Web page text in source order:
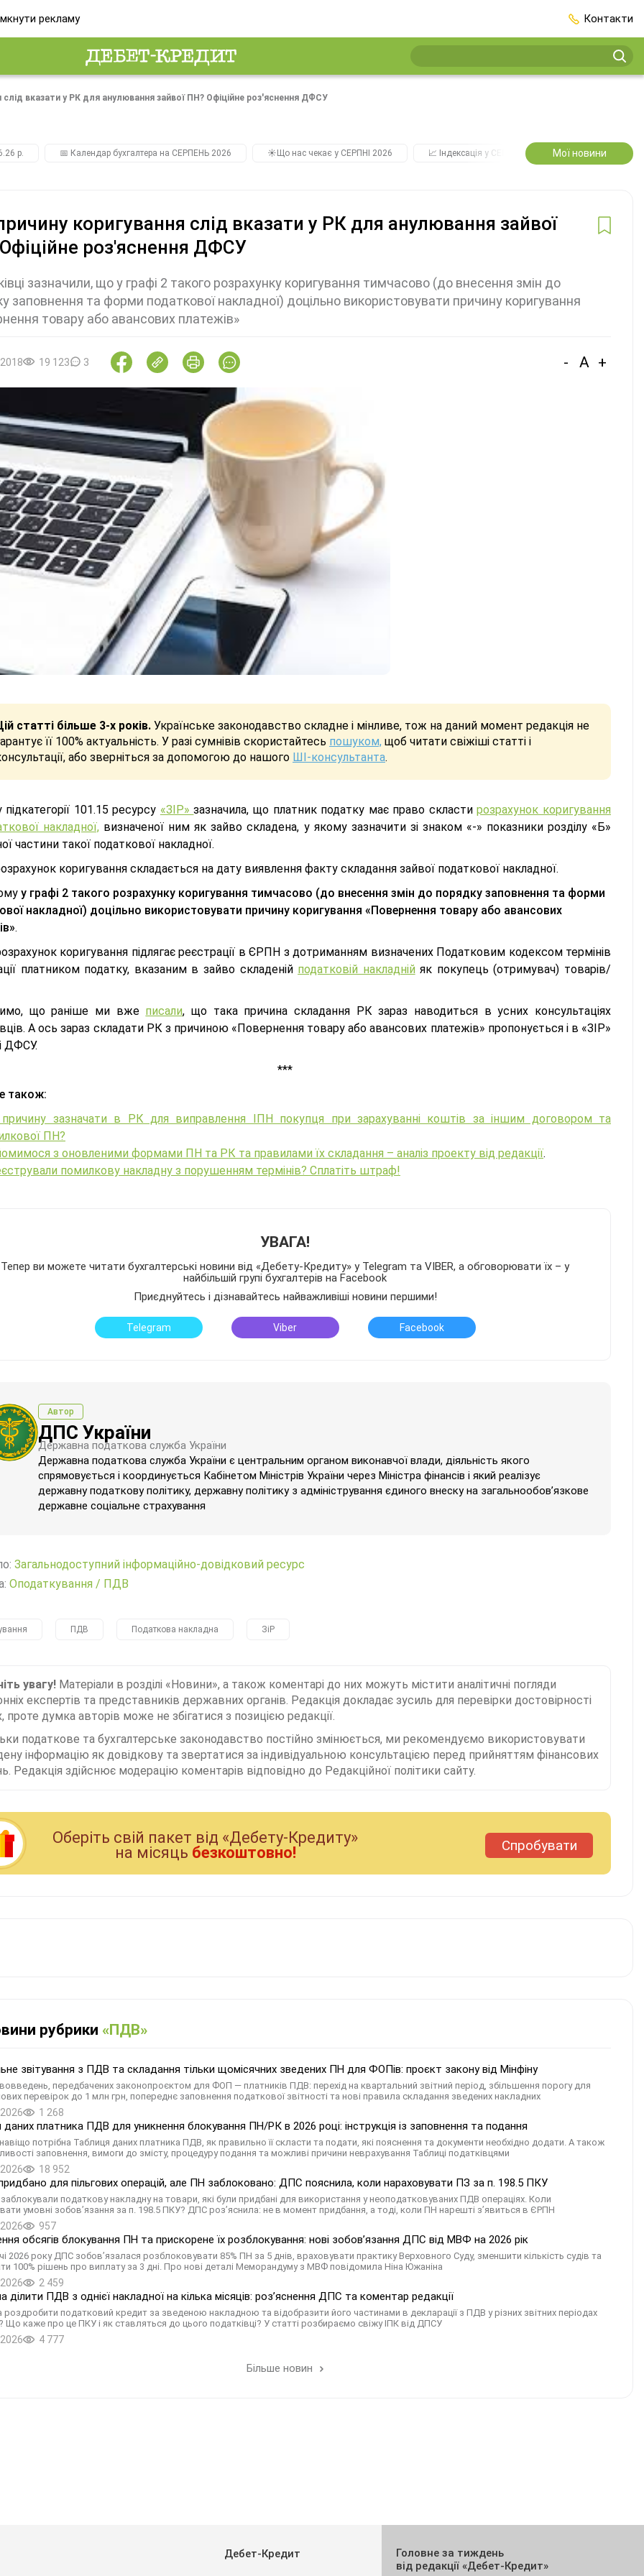
рекламу Контакти
слід вказати у РК для анулювання зайвої ПН? Офіційне роз'яснення ДФСУ
р. 📅 Календар бухгалтера на СЕРПЕНЬ 2026 ☀️Що нас чекає у СЕРПНІ 2026 📈 Індексація у СЕРПНІ 2️⃣0️⃣2️⃣7️⃣ Усі
Мої новини
коригування слід вказати у РК для анулювання зайвої
роз'яснення ДФСУ
зазначили, що у графі 2 такого розрахунку коригування тимчасово (до внесення змін до
заповнення та форми податкової накладної) доцільно використовувати причину коригування
товару або авансових платежів»
19 123 3 - A +
статті більше 3-х років. Українське законодавство складне і мінливе, тож на даний момент редакція не
її 100% актуальність. У разі сумнівів скористайтесь пошуком, щоб читати свіжіші статті і
або зверніться за допомогою до нашого ШІ-консультанта.
101.15 ресурсу «ЗІР»зазначила, що платник податку має право скластирозрахунок коригування
накладної, визначеної ним як зайво складена, у якому зазначити зі знаком «-» показники розділу «Б»
частини такої податкової накладної.
коригування складається на дату виявлення факту складання зайвої податкової накладної.
у графі 2 такого розрахунку коригування тимчасово (до внесення змін до порядку заповнення та форми
накладної) доцільно використовувати причину коригування «Повернення товару або авансових
.
коригування підлягає реєстрації в ЄРПН з дотриманням визначених Податковим кодексом термінів
платником податку, вказаним в зайво складеній податковій накладнійяк покупець (отримувач) товарів/
що раніше ми вже писали, що така причина складання РК зараз наводиться в усних консультаціях
А ось зараз складати РК з причиною «Повернення товару або авансових платежів» пропонується і в «ЗІР»
ДФСУ.
***
також:
зазначати в РК для виправлення ІПН покупця при зарахуванні коштів за іншим договором та
ПН?
з оновленими формами ПН та РК та правилами їх складання – аналіз проекту від редакції.
помилкову накладну з порушенням термінів? Сплатіть штраф!
УВАГА!
Тепер ви можете читати бухгалтерські новини від «Дебету-Кредиту» у Telegram та VIBER, а обговорювати їх – у
найбільшій групі бухгалтерів на Facebook
Приєднуйтесь і дізнавайтесь найважливіші новини першими!
Telegram Viber Facebook
Автор
ДПС України
Державна податкова служба України
Державна податкова служба України є центральним органом виконавчої влади, діяльність якого
спрямовується і координується Кабінетом Міністрів України через Міністра фінансів і який реалізує
державну податкову політику, державну політику з адміністрування єдиного внеску на загальнообов’язкове
державне соціальне страхування
Загальнодоступний інформаційно-довідковий ресурс
Оподаткування / ПДВ
ПДВ Податкова накладна ЗіР
увагу! Матеріали в розділі «Новини», а також коментарі до них можуть містити аналітичні погляди
експертів та представників державних органів. Редакція докладає зусиль для перевірки достовірності
проте думка авторів може не збігатися з позицією редакції.
податкове та бухгалтерське законодавство постійно змінюється, ми рекомендуємо використовувати
інформацію як довідкову та звертатися за індивідуальною консультацією перед прийняттям фінансових
Редакція здійснює модерацію коментарів відповідно до Редакційної політики сайту.
Оберiть свiй пакет вiд «Дебету-Кредиту»
на мiсяць безкоштовно! Спробувати
рубрики «ПДВ»
звітування з ПДВ та складання тільки щомісячних зведених ПН для ФОПів: проєкт закону від Мінфіну
передбачених законопроєктом для ФОП — платників ПДВ: перехід на квартальний звітний період, збільшення порогу для
перевірок до 1 млн грн, попереднє заповнення податкової звітності та нові правила складання зведених накладних
1 268
даних платника ПДВ для уникнення блокування ПН/РК в 2026 році: інструкція із заповнення та подання
потрібна Таблиця даних платника ПДВ, як правильно її скласти та подати, які пояснення та документи необхідно додати. А також
заповнення, вимоги до змісту, процедуру подання та можливі причини неврахування Таблиці податківцями
18 952
для пільгових операцій, але ПН заблоковано: ДПС пояснила, коли нараховувати ПЗ за п. 198.5 ПКУ
заблокували податкову накладну на товари, які були придбані для використання у неоподатковуваних ПДВ операціях. Коли
умовні зобов’язання за п. 198.5 ПКУ? ДПС роз’яснила: не в момент придбання, а тоді, коли ПН нарешті з’явиться в ЄРПН
957
обсягів блокування ПН та прискорене їх розблокування: нові зобов’язання ДПС від МВФ на 2026 рік
2026 року ДПС зобов’язалася розблоковувати 85% ПН за 5 днів, враховувати практику Верховного Суду, зменшити кількість судів та
100% рішень про виплату за 3 дні. Про нові деталі Меморандуму з МВФ повідомила Ніна Южаніна
2 459
ділити ПДВ з однієї накладної на кілька місяців: роз’яснення ДПС та коментар редакції
податковий кредит за зведеною накладною та відобразити його частинами в декларації з ПДВ у різних звітних періодах
Що каже про це ПКУ і як ставляться до цього податківці? У статті розбираємо свіжу ІПК від ДПСУ
4 777
Більше новин
Дебет-Кредит
Головне за тиждень
від редакції «Дебет-Кредит»